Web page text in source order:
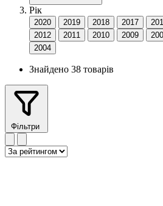
Рік
2020 2019 2018 2017
2012
2011 2010 2009
2004
Знайдено 38 товарів
Фільтри